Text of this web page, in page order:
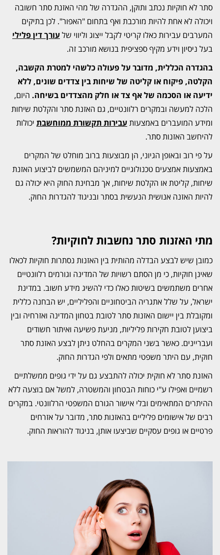
סתר לא חוקיות נכתב ותוקן, ההגדרה של מהי האזנת סתר חשובה
ויכולה לא אחת להיות מורכבת ואף בתחום "האפור". לכן בתיקים
המערבים עבירות כאלו קריטי לקבל ייצוג וליווי שלעורך דין פלילי
בעל ניסיון וידע מקיף ספציפית בנושא מורכב זה.
בהגדרה הכללית, מדובר על פעולה כלשהי למטרת הקשבה,
הקלטה, פיקוח או קליטה של שיחות בין צדדים שונים, ללא
ידיעה או הסכמה של אף צד או חלק מהצדדים בשיחה. היום,
הלכה למעשה ובמקרים רלוונטיים, גם האזנת סתר והקלטת שיחות
ומידע המועברים באמצעותעבירות תקשורת ממוחשבת יכולות
להיחשב האזנות סתר.
על פי רוב ובאופן הגיוני, הן מבוצעות ברוב מוחלט של המקרים
באמצעות אמצעים טכנולוגיים למיניהם המשמשים לביצוע האזנת
שיחות, קליטת או הקלטת שיחות, אך מבחינת החוק היא יכולה גם
להיות האזנה אנושית הנעשית בסתר ובניגוד להגדרות החוק.
מתי האזנות סתר נחשבות לחוקיות?
כמובן שיש לבצע הבדלה מהותית בין האזנות נסתרות חוקיות לכאלו
שאינן חוקיות, כי מן הסתם רשויות של המדינה וגורמים רלוונטיים
אחרים משתמשים בשיטות כאלו כדי להשיג מידע חשוב. במדינת
ישראל, על שלל אתגריה הביטחוניים והפליליים, יש הבחנה כללית
ומקובלת בין יישום האזנות סתר לטובת בטחון המדינה ואזרחיה ובין
ביצוען לטובת חקירות פליליות, מניעת פשיעה ואיתור חשודים
ועבריינים. כאשר בשני המקרים בהחלט ניתן לבצע האזנת סתר
חוקית, עם היתר משפטי מתאים ולפי הגדרות החוק.
האזנת סתר לא חוקית יכולה להתבצע גם על ידי גופים ממשלתיים
רשמיים ואפילו ע"י כוחות הבטחון והמשטרה, למשל אם בוצעה ללא
ההיתרים המתאימים ובלי אישור הגורם המשפטי הרלוונטי. במקרים
רבים של אישומים פליליים בהאזנות סתר, מדובר על אזרחים
פרטיים או גופים עסקיים שביצעו אותן, בניגוד להוראות החוק.